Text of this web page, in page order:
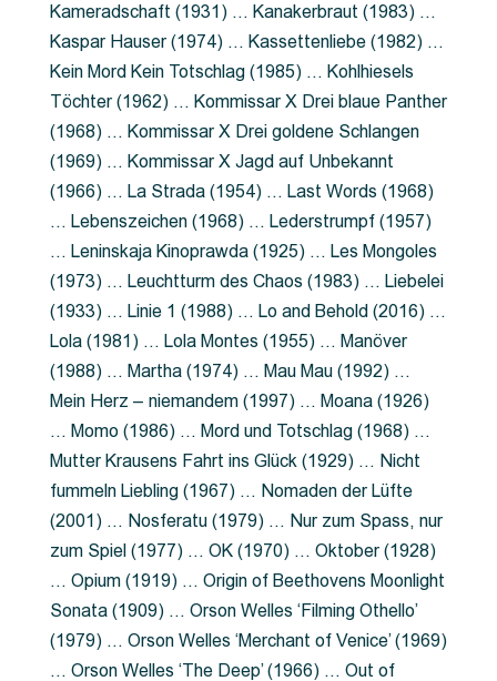
Kameradschaft (1931) … Kanakerbraut (1983) …
Kaspar Hauser (1974) … Kassettenliebe (1982) …
Kein Mord Kein Totschlag (1985) … Kohlhiesels
Töchter (1962) … Kommissar X Drei blaue Panther
(1968) … Kommissar X Drei goldene Schlangen
(1969) … Kommissar X Jagd auf Unbekannt
(1966) … La Strada (1954) … Last Words (1968)
… Lebenszeichen (1968) … Lederstrumpf (1957)
… Leninskaja Kinoprawda (1925) … Les Mongoles
(1973) … Leuchtturm des Chaos (1983) … Liebelei
(1933) … Linie 1 (1988) … Lo and Behold (2016) …
Lola (1981) … Lola Montes (1955) … Manöver
(1988) … Martha (1974) … Mau Mau (1992) …
Mein Herz – niemandem (1997) … Moana (1926)
… Momo (1986) … Mord und Totschlag (1968) …
Mutter Krausens Fahrt ins Glück (1929) … Nicht
fummeln Liebling (1967) … Nomaden der Lüfte
(2001) … Nosferatu (1979) … Nur zum Spass, nur
zum Spiel (1977) … OK (1970) … Oktober (1928)
… Opium (1919) … Origin of Beethovens Moonlight
Sonata (1909) … Orson Welles ‘Filming Othello’
(1979) … Orson Welles ‘Merchant of Venice’ (1969)
… Orson Welles ‘The Deep’ (1966) … Out of